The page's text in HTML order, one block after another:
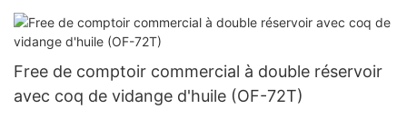
Free de comptoir commercial à double réservoir
avec coq de vidange d'huile (OF-72T)